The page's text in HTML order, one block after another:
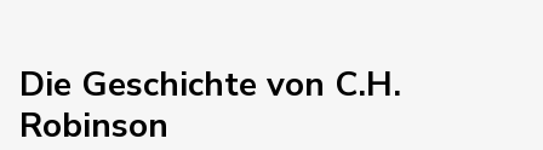
Die Geschichte von C.H.
Robinson